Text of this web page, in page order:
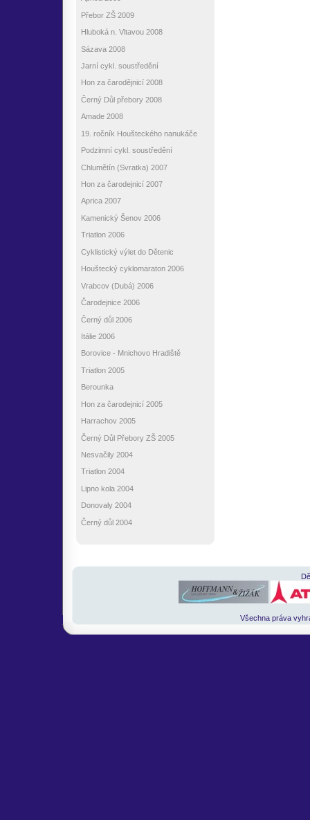
Přebor ZŠ 2009
Hluboká n. Vltavou 2008
Sázava 2008
Jarní cykl. soustředění
Hon za čarodějnicí 2008
Černý Důl přebory 2008
Amade 2008
19. ročník Houšteckého nanukáče
Podzimní cykl. soustředění
Chlumětín (Svratka) 2007
Hon za čarodejnicí 2007
Aprica 2007
Kamenický Šenov 2006
Triatlon 2006
Cyklistický výlet do Dětenic
Houštecký cyklomaraton 2006
Vrabcov (Dubá) 2006
Čarodejnice 2006
Černý důl 2006
Itálie 2006
Borovice - Mnichovo Hradiště
Triatlon 2005
Berounka
Hon za čarodejnicí 2005
Harrachov 2005
Černý Důl Přebory ZŠ 2005
Nesvačily 2004
Triatlon 2004
Lipno kola 2004
Donovaly 2004
Černý důl 2004
Všechna práva